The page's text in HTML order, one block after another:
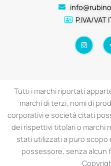
P.IVA/
I
n
s
a
m
Tutti i marchi riportati
marchi di terzi, nomi di
corporativi e società citati
dei rispettivi titolari o marchi
stati utilizzati a puro scopo
possessore, senza alcun